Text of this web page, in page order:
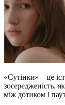
«Сутінки» – це
зосередженість,
між дотиком і